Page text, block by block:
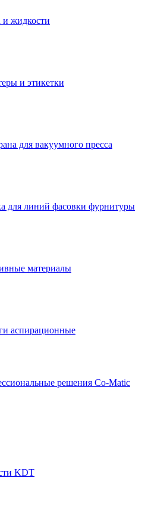
и жидкости
и этикетки
для вакуумного пресса
для линий фасовки фурнитуры
материалы
аспирационные
решения Co-Matic
KDT